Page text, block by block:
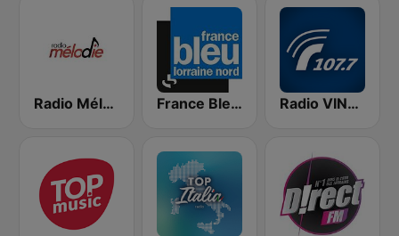
Radio Mélodie France Bleu Lorraine Nord Radio VINCI Autoroutes